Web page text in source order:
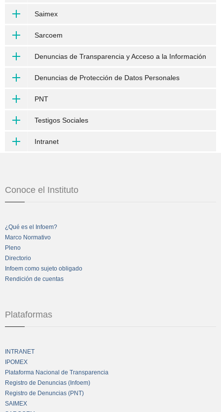
Saimex
Sarcoem
Denuncias de Transparencia y Acceso a la Información
Denuncias de Protección de Datos Personales
PNT
Testigos Sociales
Intranet
Conoce el Instituto
¿Qué es el Infoem?
Marco Normativo
Pleno
Directorio
Infoem como sujeto obligado
Rendición de cuentas
Plataformas
INTRANET
IPOMEX
Plataforma Nacional de Transparencia
Registro de Denuncias (Infoem)
Registro de Denuncias (PNT)
SAIMEX